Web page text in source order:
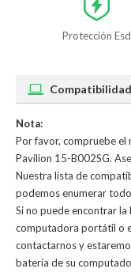
Protección Esd
Compatibilidad
Nota:
Por favor, compruebe el
Pavilion 15-B002SG.
Nuestra lista de
podemos enumerar
Si no puede encontrar
computadora portátil o
contactarnos y
batería de su